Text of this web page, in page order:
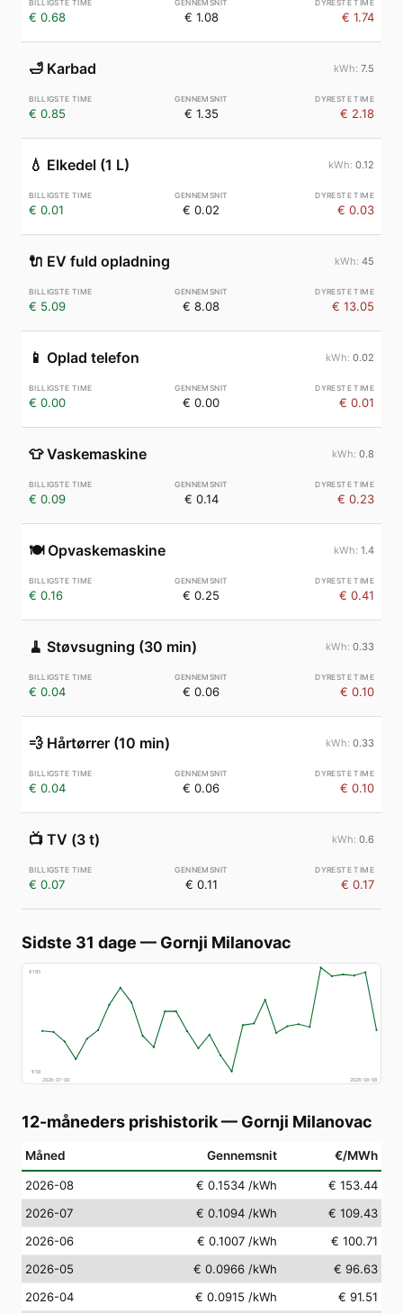
€ 0.68 € 1.08 € 1.74
🛁 Karbad 7.5
€ 0.85 € 1.35 € 2.18
💧 Elkedel (1 L) 0.12
€ 0.01 € 0.02 € 0.03
🔌 EV fuld opladning 45
€ 5.09 € 8.08 € 13.05
📱 Oplad telefon 0.02
€ 0.00 € 0.00 € 0.01
👕 Vaskemaskine 0.8
€ 0.09 € 0.14 € 0.23
🍽️ Opvaskemaskine 1.4
€ 0.16 € 0.25 € 0.41
🧹 Støvsugning (30 min) 0.33
€ 0.04 € 0.06 € 0.10
💨 Hårtørrer (10 min) 0.33
€ 0.04 € 0.06 € 0.10
📺 TV (3 t) 0.6
€ 0.07 € 0.11 € 0.17
Sidste 31 dage — Gornji Milanovac
€185
€58
2026-07-09
2026-08-08
12-måneders prishistorik— Gornji Milanovac
Måned Gennemsnit €/MWh
2026-08 € 0.1534 /kWh
€ 153.44
2026-07
€ 0.1094 /kWh
€ 109.43
2026-06
€ 0.1007 /kWh
€ 100.71
2026-05
€ 0.0966 /kWh
€ 96.63
2026-04
€ 0.0915 /kWh
€ 91.51